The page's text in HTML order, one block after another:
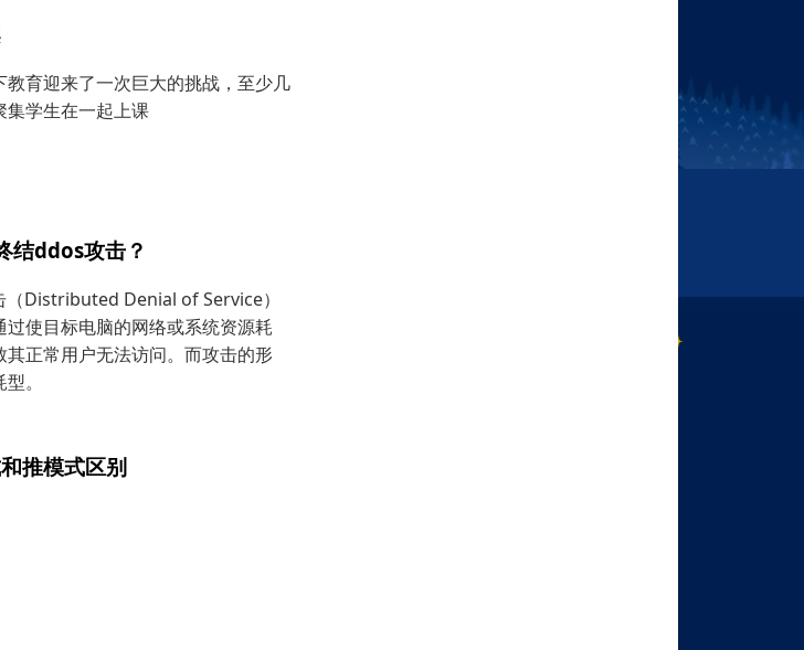
育迎来了一次巨大的挑战，至少几
集学生在一起上课
结ddos攻击？
Distributed Denial of Service）
使目标电脑的网络或系统资源耗
正常用户无法访问。而攻击的形
。
推模式区别